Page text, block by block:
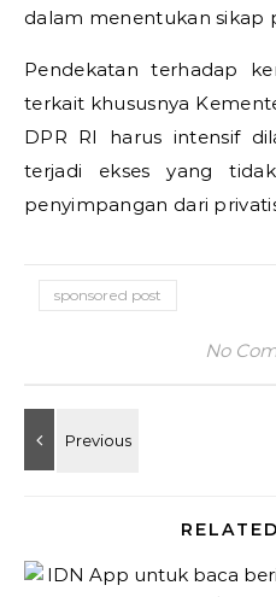
dalam menentukan sikap
Pendekatan terhadap
terkait khususnya
DPR RI harus intensif
terjadi ekses yang
penyimpangan dari
sponsored post
No